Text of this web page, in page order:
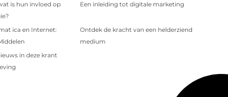
is hun invloed op
Een inleiding tot digitale marketing
ica en Internet:
Ontdek de kracht van een helderziend
medium
in deze krant